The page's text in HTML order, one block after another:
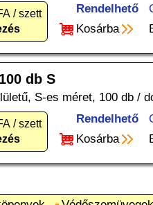
/ szett
Rendelhető
Kosárba
db S
S-es méret, 100 db /
/ szett
Rendelhető
Kosárba